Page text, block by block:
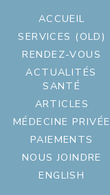
ACCUEIL
SERVICES (OLD)
RENDEZ-VOUS
ACTUALITÉS
SANTÉ
ARTICLES
MÉDECINE PRIVÉE
PAIEMENTS
NOUS JOINDRE
ENGLISH